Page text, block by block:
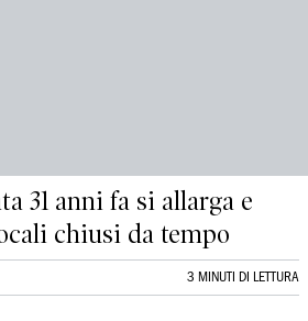
31 anni fa si allarga e
chiusi da tempo
3 MINUTI DI LETTURA